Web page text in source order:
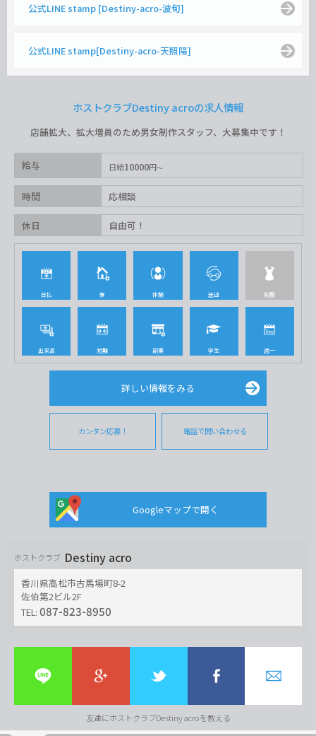
公式LINE stamp [Destiny-acro-波旬]
公式LINE stamp[Destiny-acro-天照陽]
ホストクラブDestiny acroの求人情報
店舗拡大、拡大増員のため男女制作スタッフ、大募集中です！
給与 日給10000円
時間 応相談
休日 自由可！
日払 寮 体験 送迎 制服
出来高 短期 副業 学生 週一
詳しい情報をみる
カンタン応募！ 電話で問い合わせる
Googleマップで開く
ホストクラブ Destiny acro
香川県高松市古馬場町8-2
佐伯第2ビル2F
TEL: 087-823-8950
友達にホストクラブDestiny acroを教える